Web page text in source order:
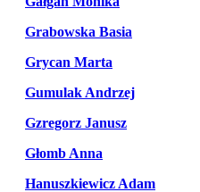
Grabowska Basia
Grycan Marta
Gumulak Andrzej
Gzregorz Janusz
Głomb Anna
Hanuszkiewicz Adam